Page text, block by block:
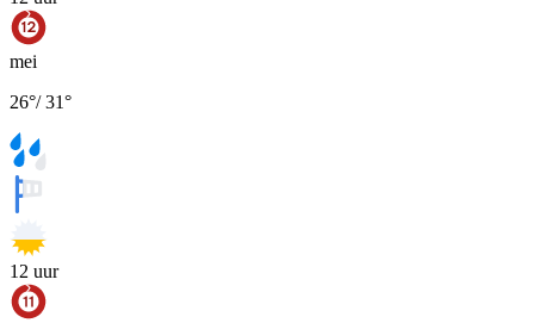
mei
26°/31°
12 uur